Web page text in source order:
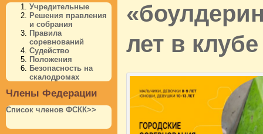
Учредительные
Решения правления
и собрания
Правила
соревнований
Судейство
Положения
Безопасность на
скалодромах
Члены Федерации
Список членов ФСКК>>
лет в